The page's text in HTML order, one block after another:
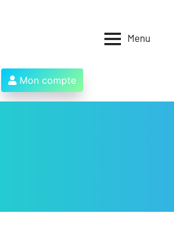
des
ostéopathes
et
Menu
Mon compte